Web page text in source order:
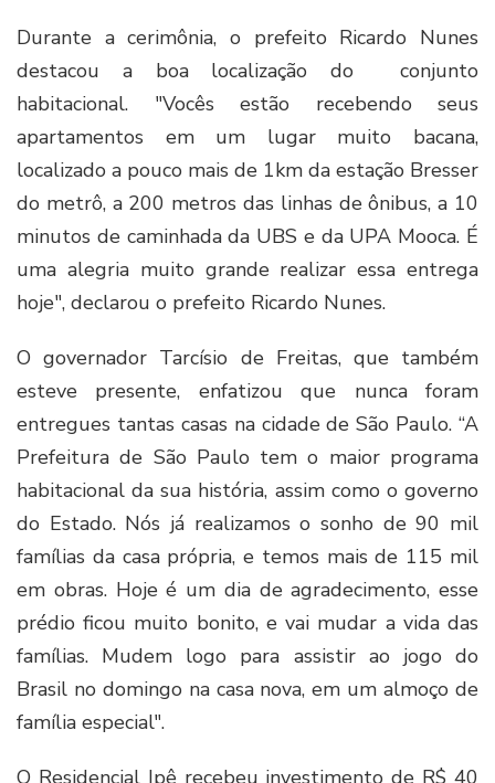
Durante a cerimônia, o prefeito Ricardo Nunes
destacou a boa localização do conjunto
habitacional. "Vocês estão recebendo seus
apartamentos em um lugar muito bacana,
localizado a pouco mais de 1km da estação Bresser
do metrô, a 200 metros das linhas de ônibus, a 10
minutos de caminhada da UBS e da UPA Mooca. É
uma alegria muito grande realizar essa entrega
hoje", declarou o prefeito Ricardo Nunes.
O governador Tarcísio de Freitas, que também
esteve presente, enfatizou que nunca foram
entregues tantas casas na cidade de São Paulo. “A
Prefeitura de São Paulo tem o maior programa
habitacional da sua história, assim como o governo
do Estado. Nós já realizamos o sonho de 90 mil
famílias da casa própria, e temos mais de 115 mil
em obras. Hoje é um dia de agradecimento, esse
prédio ficou muito bonito, e vai mudar a vida das
famílias. Mudem logo para assistir ao jogo do
Brasil no domingo na casa nova, em um almoço de
família especial".